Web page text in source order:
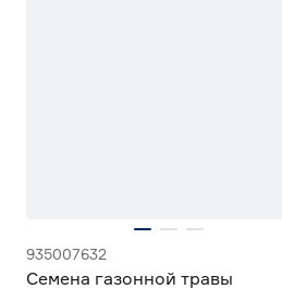
935007632
Семена газонной травы